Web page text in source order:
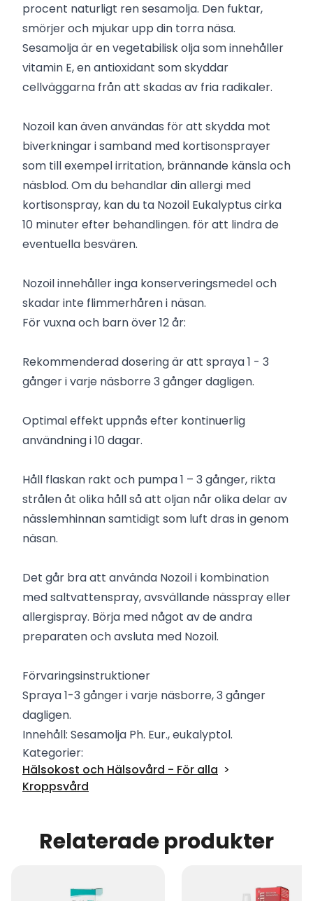
procent naturligt ren sesamolja. Den fuktar,
smörjer och mjukar upp din torra näsa.
Sesamolja är en vegetabilisk olja som innehåller
vitamin E, en antioxidant som skyddar
cellväggarna från att skadas av fria radikaler.
Nozoil kan även användas för att skydda mot
biverkningar i samband med kortisonsprayer
som till exempel irritation, brännande känsla och
näsblod. Om du behandlar din allergi med
kortisonspray, kan du ta Nozoil Eukalyptus cirka
10 minuter efter behandlingen. för att lindra de
eventuella besvären.
Nozoil innehåller inga konserveringsmedel och
skadar inte flimmerhåren i näsan.
För vuxna och barn över 12 år:
Rekommenderad dosering är att spraya 1 - 3
gånger i varje näsborre 3 gånger dagligen.
Optimal effekt uppnås efter kontinuerlig
användning i 10 dagar.
Håll flaskan rakt och pumpa 1 – 3 gånger, rikta
strålen åt olika håll så att oljan når olika delar av
nässlemhinnan samtidigt som luft dras in genom
näsan.
Det går bra att använda Nozoil i kombination
med saltvattenspray, avsvällande nässpray eller
allergispray. Börja med något av de andra
preparaten och avsluta med Nozoil.
Förvaringsinstruktioner
Spraya 1-3 gånger i varje näsborre, 3 gånger
dagligen.
Innehåll: Sesamolja Ph. Eur., eukalyptol.
Kategorier:
Hälsokost och Hälsovård - För alla
Kroppsvård
Relaterade produkter